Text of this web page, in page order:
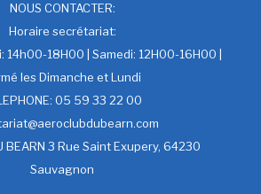
NOUS CONTACTER:
Horaire secrétariat:
14h00-18H00 | Samedi: 12H00-16H00 |
les Dimanche et Lundi
05 59 33 22 00
BEARN 3 Rue Saint Exupery, 64230
Sauvagnon